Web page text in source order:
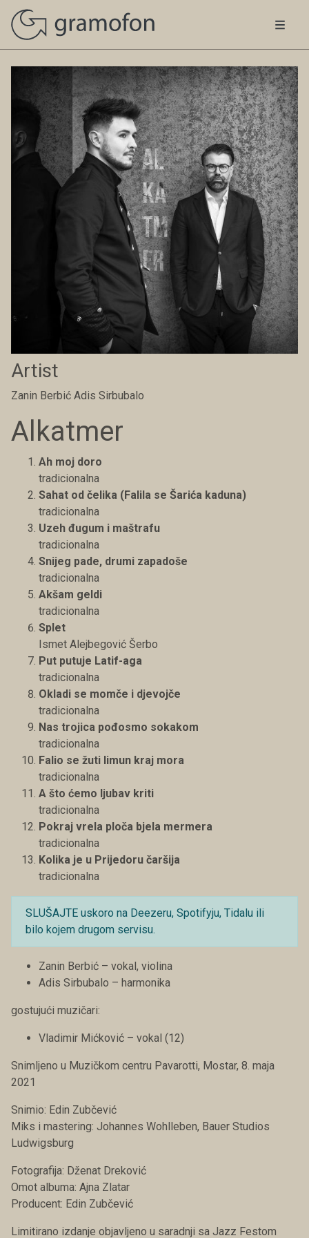
Artist
Zanin Berbić Adis Sirbubalo
Alkatmer
Ah moj doro
tradicionalna
Sahat od čelika (Falila se Šarića kaduna)
tradicionalna
Uzeh đugum i maštrafu
tradicionalna
Snijeg pade, drumi zapadoše
tradicionalna
Akšam geldi
tradicionalna
Splet
Ismet Alejbegović Šerbo
Put putuje Latif-aga
tradicionalna
Okladi se momče i djevojče
tradicionalna
Nas trojica pođosmo sokakom
tradicionalna
Falio se žuti limun kraj mora
tradicionalna
A što ćemo ljubav kriti
tradicionalna
Pokraj vrela ploča bjela mermera
tradicionalna
Kolika je u Prijedoru čaršija
tradicionalna
SLUŠAJTE uskoro na Deezeru, Spotifyju, Tidalu ili
bilo kojem drugom servisu.
Zanin Berbić – vokal, violina
Adis Sirbubalo – harmonika
gostujući muzičari:
Vladimir Mićković – vokal (12)
Snimljeno u Muzičkom centru Pavarotti, Mostar, 8. maja
2021
Snimio: Edin Zubčević
Miks i mastering: Johannes Wohlleben, Bauer Studios
Ludwigsburg
Fotografija: Dženat Dreković
Omot albuma: Ajna Zlatar
Producent: Edin Zubčević
Limitirano izdanje objavljeno u saradnji sa Jazz Festom